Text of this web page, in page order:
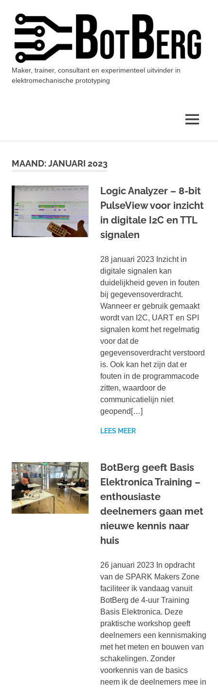
inhoud
BotBerg
Maker, trainer, consultant en experimenteel uitvinder in
elektromechanische prototyping
MENU
MAAND:JANUARI 2023
Logic Analyzer – 8-bit
PulseView voor inzicht
in digitale I2C en TTL
signalen
28 januari 2023 Inzicht in
digitale signalen kan
duidelijkheid geven in fouten
bij gegevensoverdracht.
Wanneer er gebruik gemaakt
wordt van I2C, UART en SPI
signalen komt het regelmatig
voor dat de
gegevensoverdracht verstoord
is. Ook kan het zijn dat er
fouten in de programmacode
zitten, waardoor de
communicatielijn niet
geopend[…]
LEES MEER
BotBerg geeft Basis
Elektronica Training –
enthousiaste
deelnemers gaan met
nieuwe kennis naar
huis
26 januari 2023 In opdracht
van de SPARK Makers Zone
faciliteer ik vandaag vanuit
BotBerg de 4-uur Training
Basis Elektronica. Deze
praktische workshop geeft
deelnemers een kennismaking
met het meten en bouwen van
schakelingen. Zonder
voorkennis van de basics
neem ik de deelnemers mee in